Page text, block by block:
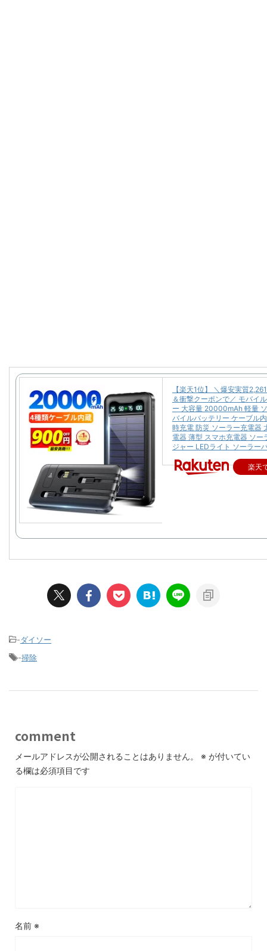
【楽天1位】 ＼爆安実質
＆衝撃クーポンで／ モバイ
ー 大容量 20000mAh 軽量
バイルバッテリー ケーブル
時充電 防災 ソーラー充電器
電器 薄型 スマホ充電器 ソー
ジャー LEDライト ソーラー
楽天
-ダイソー
-掃除
comment
メールアドレスが公開されることはありません。 ※ が付いてい
る欄は必須項目です
名前 ※